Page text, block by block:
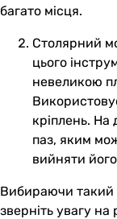
багато місця.
Столярний
цього
невеликою
кріплень. На
паз, яким
вийняти
Вибираючи такий
зверніть увагу